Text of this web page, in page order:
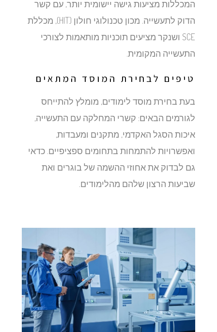
המכללות מציעות גישה יישומית יותר, עם קשר
הדוק לתעשייה. מכון טכנולוגי חולון (HIT), מכללת
SCE ושנקר מציעים תוכניות מותאמות לצורכי
התעשייה המקומית.
טיפים לבחירת המוסד המתאים
בעת בחירת מוסד לימודים, מומלץ להתייחס
לגורמים הבאים: קשרי המחלקה עם התעשייה,
איכות הסגל האקדמי, מתקנים ומעבדות,
ואפשרויות להתמחות בתחומים ספציפיים. כדאי
גם לבדוק את אחוזי ההשמה של בוגרים ואת
שביעות הרצון שלהם מהלימודים.